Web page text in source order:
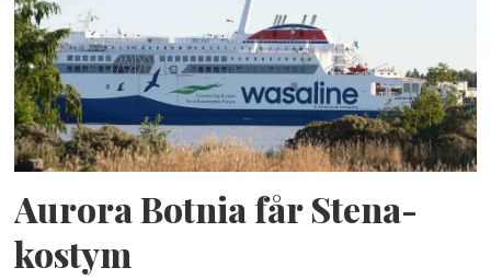
Aurora Botnia får Stena-
kostym